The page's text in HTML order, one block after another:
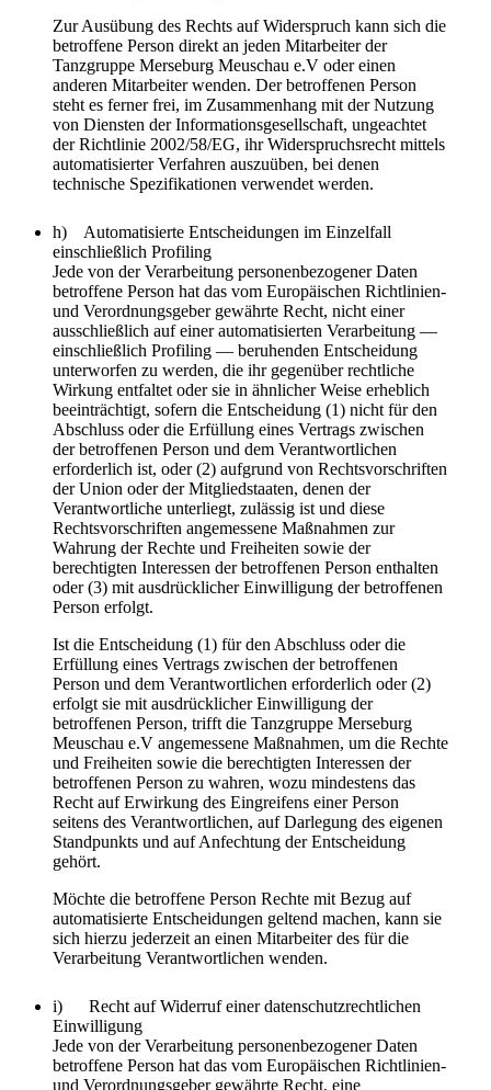
Zur Ausübung des Rechts auf Widerspruch kann sich die
betroffene Person direkt an jeden Mitarbeiter der
Tanzgruppe Merseburg Meuschau e.V oder einen
anderen Mitarbeiter wenden. Der betroffenen Person
steht es ferner frei, im Zusammenhang mit der Nutzung
von Diensten der Informationsgesellschaft, ungeachtet
der Richtlinie 2002/58/EG, ihr Widerspruchsrecht mittels
automatisierter Verfahren auszuüben, bei denen
technische Spezifikationen verwendet werden.
h) Automatisierte Entscheidungen im Einzelfall
einschließlich Profiling
Jede von der Verarbeitung personenbezogener Daten
betroffene Person hat das vom Europäischen Richtlinien-
und Verordnungsgeber gewährte Recht, nicht einer
ausschließlich auf einer automatisierten Verarbeitung —
einschließlich Profiling — beruhenden Entscheidung
unterworfen zu werden, die ihr gegenüber rechtliche
Wirkung entfaltet oder sie in ähnlicher Weise erheblich
beeinträchtigt, sofern die Entscheidung (1) nicht für den
Abschluss oder die Erfüllung eines Vertrags zwischen
der betroffenen Person und dem Verantwortlichen
erforderlich ist, oder (2) aufgrund von Rechtsvorschriften
der Union oder der Mitgliedstaaten, denen der
Verantwortliche unterliegt, zulässig ist und diese
Rechtsvorschriften angemessene Maßnahmen zur
Wahrung der Rechte und Freiheiten sowie der
berechtigten Interessen der betroffenen Person enthalten
oder (3) mit ausdrücklicher Einwilligung der betroffenen
Person erfolgt.
Ist die Entscheidung (1) für den Abschluss oder die
Erfüllung eines Vertrags zwischen der betroffenen
Person und dem Verantwortlichen erforderlich oder (2)
erfolgt sie mit ausdrücklicher Einwilligung der
betroffenen Person, trifft die Tanzgruppe Merseburg
Meuschau e.V angemessene Maßnahmen, um die Rechte
und Freiheiten sowie die berechtigten Interessen der
betroffenen Person zu wahren, wozu mindestens das
Recht auf Erwirkung des Eingreifens einer Person
seitens des Verantwortlichen, auf Darlegung des eigenen
Standpunkts und auf Anfechtung der Entscheidung
gehört.
Möchte die betroffene Person Rechte mit Bezug auf
automatisierte Entscheidungen geltend machen, kann sie
sich hierzu jederzeit an einen Mitarbeiter des für die
Verarbeitung Verantwortlichen wenden.
i) Recht auf Widerruf einer datenschutzrechtlichen
Einwilligung
Jede von der Verarbeitung personenbezogener Daten
betroffene Person hat das vom Europäischen Richtlinien-
und Verordnungsgeber gewährte Recht, eine